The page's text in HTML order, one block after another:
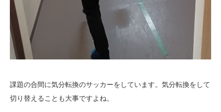
課題の合間に気分転換のサッカーをしています。気分転換をして
切り替えることも大事ですよね。